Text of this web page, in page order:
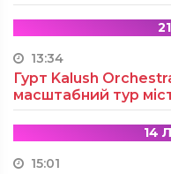
13:34
Гурт Kalush
масштабний тур
14
15:01